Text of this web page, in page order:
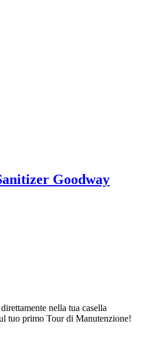
Goodway
direttamente nella tua casella
tuo primo Tour di Manutenzione!